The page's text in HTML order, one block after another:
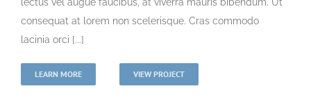
consequat at lorem non scelerisque. Cras commodo
lacinia orci [...]
LEARN MORE VIEW PROJECT